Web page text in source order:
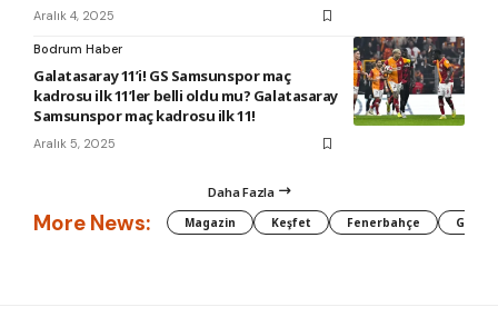
Aralık 4, 2025
Bodrum Haber
Galatasaray 11’i! GS Samsunspor maç
kadrosu ilk 11’ler belli oldu mu? Galatasaray
Samsunspor maç kadrosu ilk 11!
Aralık 5, 2025
Daha Fazla
More News: Magazin Keşfet Fenerbahçe